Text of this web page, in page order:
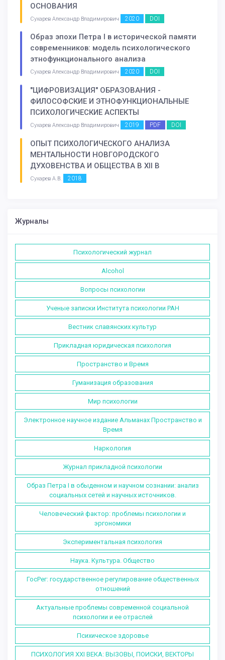
ОСНОВАНИЯ
Сухарев Александр Владимирович 2020 DOI
Образ эпохи Петра I в исторической памяти
современников: модель психологического
этнофункционального анализа
Сухарев Александр Владимирович 2020 DOI
"ЦИФРОВИЗАЦИЯ" ОБРАЗОВАНИЯ -
ФИЛОСОФСКИЕ И ЭТНОФУНКЦИОНАЛЬНЫЕ
ПСИХОЛОГИЧЕСКИЕ АСПЕКТЫ
Сухарев Александр Владимирович 2019 PDF DOI
ОПЫТ ПСИХОЛОГИЧЕСКОГО АНАЛИЗА
МЕНТАЛЬНОСТИ НОВГОРОДСКОГО
ДУХОВЕНСТВА И ОБЩЕСТВА В XII В
Сухарев А.В. 2018
Журналы
Психологический журнал
Alcohol
Вопросы психологии
Ученые записки Института психологии РАН
Вестник славянских культур
Прикладная юридическая психология
Пространство и Время
Гуманизация образования
Мир психологии
Электронное научное издание Альманах Пространство и
Время
Наркология
Журнал прикладной психологии
Образ Петра I в обыденном и научном сознании: анализ
социальных сетей и научных источников.
Человеческий фактор: проблемы психологии и
эргономики
Экспериментальная психология
Наука. Культура. Общество
ГосРег: государственное регулирование общественных
отношений
Актуальные проблемы современной социальной
психологии и ее отраслей
Психическое здоровье
ПСИХОЛОГИЯ XXI ВЕКА: ВЫЗОВЫ, ПОИСКИ, ВЕКТОРЫ